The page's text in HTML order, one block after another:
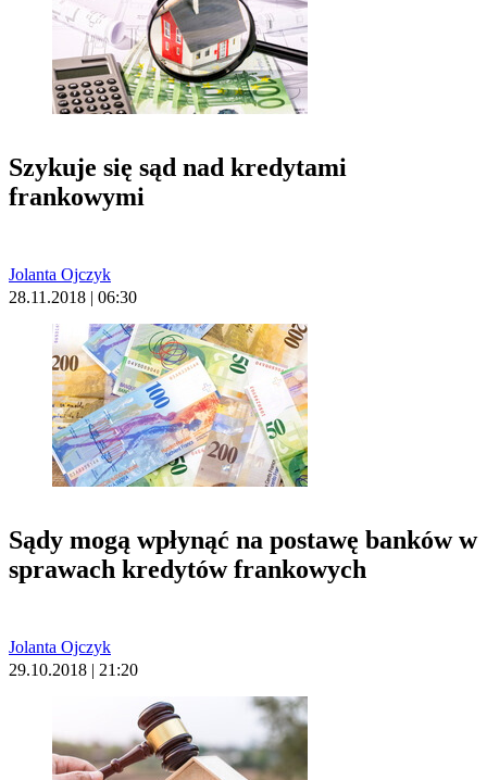
Szykuje się sąd nad kredytami
frankowymi
Jolanta Ojczyk
28.11.2018 | 06:30
Sądy mogą wpłynąć na postawę banków w
sprawach kredytów frankowych
Jolanta Ojczyk
29.10.2018 | 21:20